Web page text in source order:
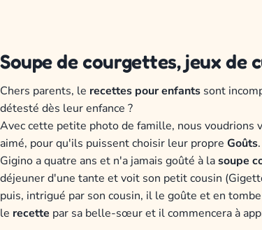
Soupe de courgettes, jeux de
Chers parents, le recettes pour enfants sont
détesté dès leur enfance ?
Avec cette petite photo de famille, nous voudrions
aimé, pour qu'ils puissent choisir leur propre Goûts.
Gigino a quatre ans et n'a jamais goûté à lasoupe
déjeuner d'une tante et voit son petit cousin
puis, intrigué par son cousin, il le goûte et en
le recette par sa belle-sœur et il commencera à